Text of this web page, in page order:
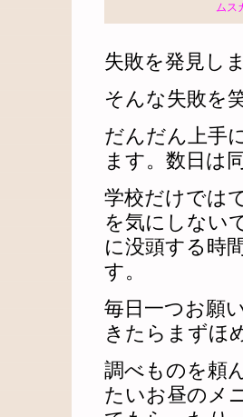
ムス
失敗を発見し
そんな失敗を
だんだん上手
ます。数日は
学校だけでは
を気にしない
に没頭する時
す。
毎日一つお願
きたらまずほ
調べものを頼
たいお昼のメ